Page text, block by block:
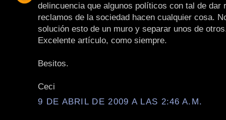
delincuencia que algunos políticos con tal de dar
reclamos de la sociedad hacen cualquier cosa.
solución esto de un muro y separar unos de
Excelente artículo, como siempre.
Besitos.
Ceci
9 DE ABRIL DE 2009 A LAS 2:46 A.M.